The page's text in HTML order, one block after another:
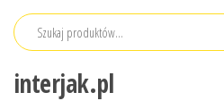
Przejdź
interjak.pl